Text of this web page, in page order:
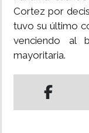
Cortez por
tuvo su último
venciendo al
mayoritaria.